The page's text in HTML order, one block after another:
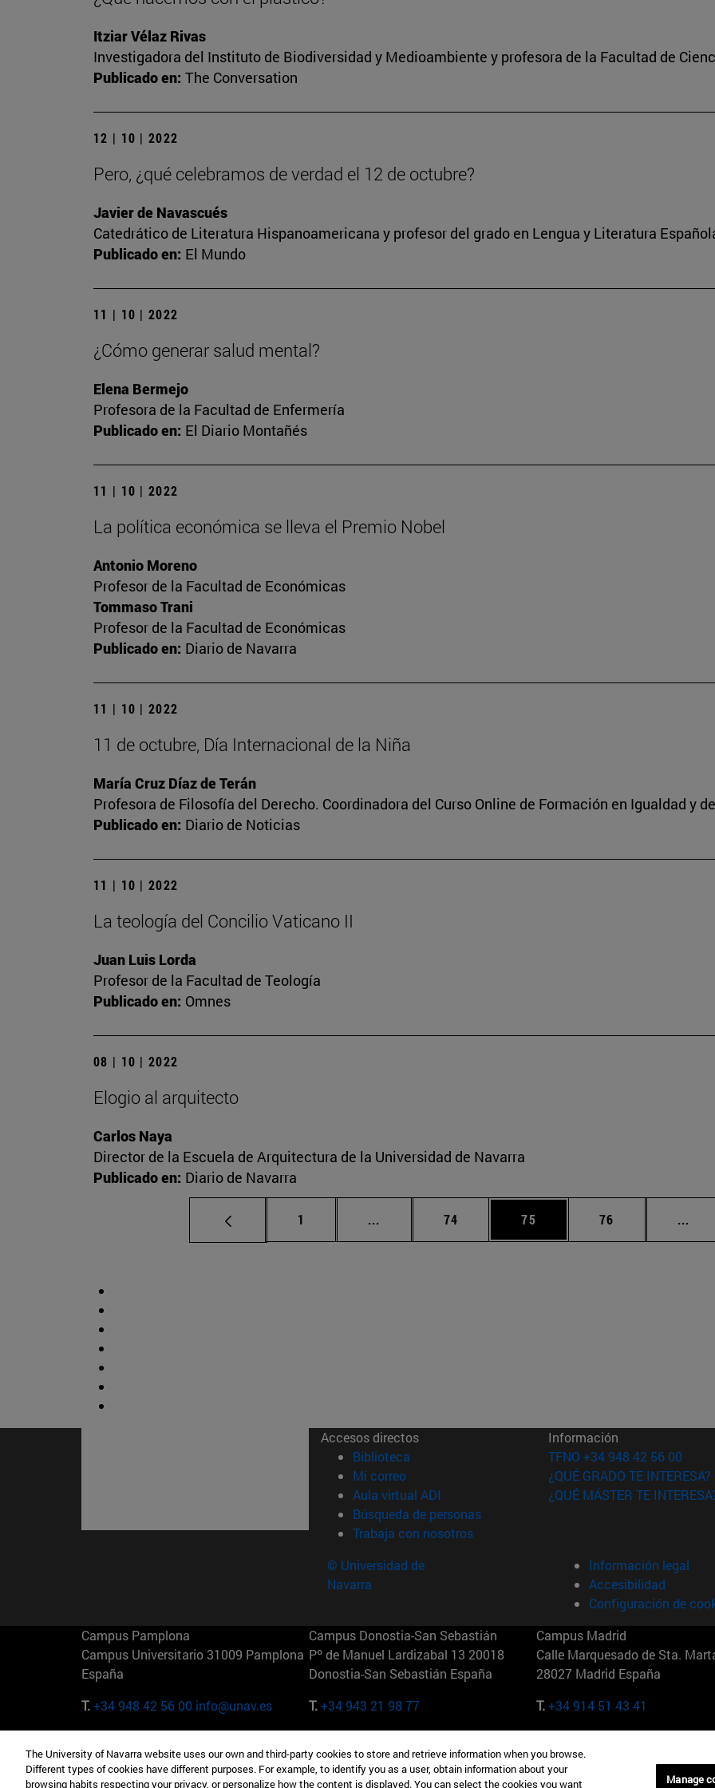
Itziar Vélaz Rivas
Investigadora del Instituto de Biodiversidad y Medioambiente y profesora de la Facultad de
Publicado en: The Conversation
12 | 10 | 2022
Pero, ¿qué celebramos de verdad el 12 de octubre?
Javier de Navascués
Catedrático de Literatura Hispanoamericana y profesor del grado en Lengua y Literatura
Publicado en: El Mundo
11 | 10 | 2022
¿Cómo generar salud mental?
Elena Bermejo
Profesora de la Facultad de Enfermería
Publicado en: El Diario Montañés
11 | 10 | 2022
La política económica se lleva el Premio Nobel
Antonio Moreno
Profesor de la Facultad de Económicas
Tommaso Trani
Profesor de la Facultad de Económicas
Publicado en: Diario de Navarra
11 | 10 | 2022
11 de octubre, Día Internacional de la Niña
María Cruz Díaz de Terán
Profesora de Filosofía del Derecho. Coordinadora del Curso Online de Formación en Igualdad y
Publicado en: Diario de Noticias
11 | 10 | 2022
La teología del Concilio Vaticano II
Juan Luis Lorda
Profesor de la Facultad de Teología
Publicado en: Omnes
08 | 10 | 2022
Elogio al arquitecto
Carlos Naya
Director de la Escuela de Arquitectura de la Universidad de Navarra
Publicado en: Diario de Navarra
Página
1 ... Páginas intermedias Use TAB para desplazarse.
Página
74 Página
75 Página
76 ...
Accesos directos
Biblioteca (abre en nueva ventana)
Mi correo(abre en nueva ventana)
Aula virtual ADI (abre en nueva ventana)
Búsqueda de personas(abre en nueva ventana)
Trabaja con nosotros(abre en nueva ventana)
Información
TFNO +34 948 42 56 00
¿QUÉ GRADO TE INTERESA?
¿QUÉ MÁSTER TE
© Universidad de
Navarra
Información legal
Accesibilidad
Configuración de
Campus Pamplona
Campus Universitario 31009 Pamplona
España
T.+34 948 42 56 00 info@unav.es
Campus Donostia-San Sebastián
Pº de Manuel Lardizabal 13 20018
Donostia-San Sebastián España
T.+34 943 21 98 77
Campus Madrid
Calle Marquesado de Sta.
28027 Madrid España
T.+34 914 51 43 41
Camino del Cerro Águila 3 28023
Madrid España
165 W 57th St 10019-2201 Nueva York
EE.UU
Maria-Theresia-Straße 15 81675
Múnich Alemania
The University of Navarra website uses our own and third-party cookies to store and retrieve information when you browse.
Different types of cookies have different purposes. For example, to identify you as a user, obtain information about your
browsing habits respecting your privacy, or personalize how the content is displayed. You can select the cookies you want
Manage